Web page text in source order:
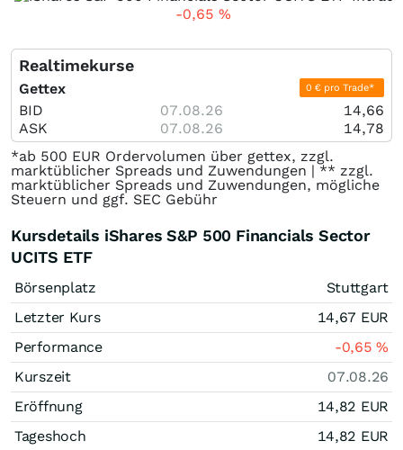
-0,65 %
Realtimekurse
Gettex 0 € pro Trade*
BID 07.08.26
14,66
ASK
07.08.26
14,78
*ab 500 EUR Ordervolumen über gettex, zzgl.
marktüblicher Spreads und Zuwendungen | ** zzgl.
marktüblicher Spreads und Zuwendungen, mögliche
Steuern und ggf. SEC Gebühr
Kursdetails iShares S&P 500 Financials Sector
UCITS ETF
Börsenplatz
Stuttgart
Letzter Kurs
14,67 EUR
Performance
-0,65%
Kurszeit
07.08.26
Eröffnung
14,82 EUR
Tageshoch
14,82 EUR